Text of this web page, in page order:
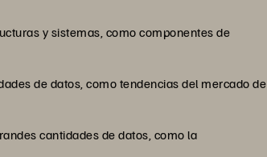
y sistemas, como componentes de
de datos, como tendencias del mercado de
cantidades de datos, como la